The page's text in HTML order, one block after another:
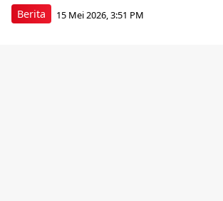
Berita 15 Mei 2026, 3:51 PM